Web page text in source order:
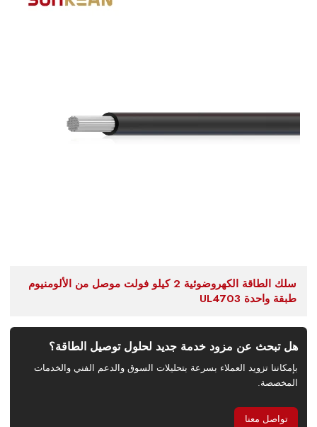
سلك الطاقة الكهروضوئية 2 كيلو فولت موصل من الألومنيوم
طبقة واحدة UL4703
هل تبحث عن مزود خدمة جديد لحلول توصيل الطاقة؟
بإمكاننا تزويد العملاء بسرعة بتحليلات السوق والدعم الفني والخدمات
المخصصة.
تواصل معنا